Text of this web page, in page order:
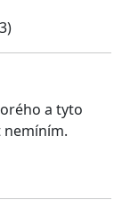
a tyto
nemíním.